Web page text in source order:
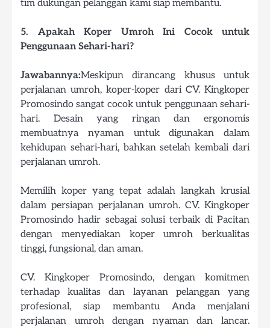
tim dukungan pelanggan kami siap membantu.
5. Apakah Koper Umroh Ini Cocok untuk
Penggunaan Sehari-hari?
Jawabannya:Meskipun dirancang khusus untuk
perjalanan umroh, koper-koper dari CV. Kingkoper
Promosindo sangat cocok untuk penggunaan sehari-
hari. Desain yang ringan dan ergonomis
membuatnya nyaman untuk digunakan dalam
kehidupan sehari-hari, bahkan setelah kembali dari
perjalanan umroh.
Memilih koper yang tepat adalah langkah krusial
dalam persiapan perjalanan umroh. CV. Kingkoper
Promosindo hadir sebagai solusi terbaik di Pacitan
dengan menyediakan koper umroh berkualitas
tinggi, fungsional, dan aman.
CV. Kingkoper Promosindo, dengan komitmen
terhadap kualitas dan layanan pelanggan yang
profesional, siap membantu Anda menjalani
perjalanan umroh dengan nyaman dan lancar.